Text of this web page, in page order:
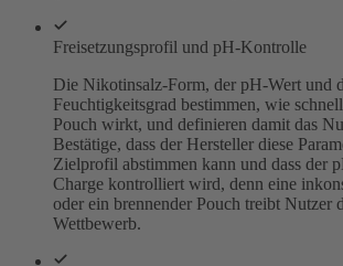
Freisetzungsprofil und pH-Kontrolle
Die Nikotinsalz-Form, der pH-Wert und
Feuchtigkeitsgrad bestimmen, wie
Pouch wirkt, und definieren damit das
Bestätige, dass der Hersteller diese
Zielprofil abstimmen kann und dass der
Charge kontrolliert wird, denn eine
oder ein brennender Pouch treibt Nutzer
Wettbewerb.